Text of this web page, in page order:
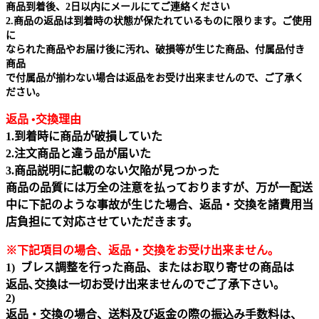
商品到着後、2日以内にメールにてご連絡ください
2.商品の返品は到着時の状態が保たれているものに限ります。ご使用
に
なられた商品やお届け後に汚れ、破損等が生じた商品、付属品付き
商品
で付属品が揃わない場合は返品をお受け出来ませんので、ご了承く
ださい。
返品 •交換理由
1.到着時に商品が破損していた
2.注文商品と違う品が届いた
3.商品説明に記載のない欠陥が見つかった
商品の品質には万全の注意を払っておりますが、万が一配送
中に下記のような事故が生じた場合、返品・交換を諸費用当
店負担にて対応させていただきます。
※下記項目の場合、返品・交換をお受け出来ません｡
1) ブレス調整を行った商品、またはお取り寄せの商品は
返品､交換は一切お受け出来ませんのでご了承下さい。
2)
返品・交換の場合、送料及び返金の際の振込み手数料は、